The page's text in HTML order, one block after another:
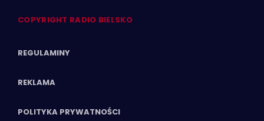
COPYRIGHT RADIO BIELSKO
REGULAMINY
REKLAMA
POLITYKA PRYWATNOŚCI